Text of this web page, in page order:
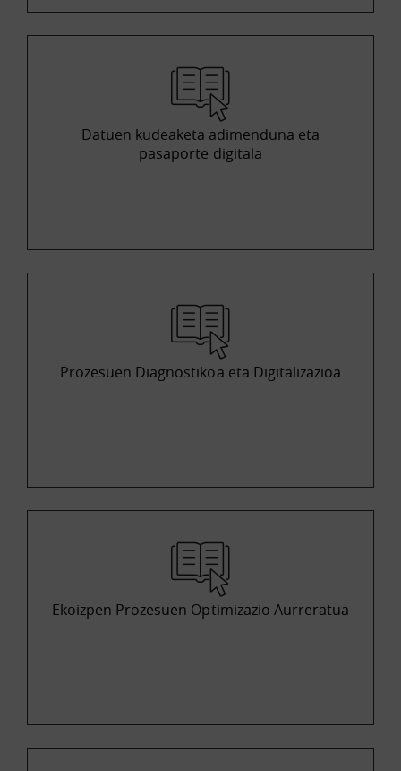
Datuen kudeaketa adimenduna eta
pasaporte digitala
Prozesuen Diagnostikoa eta Digitalizazioa
Ekoizpen Prozesuen Optimizazio Aurreratua